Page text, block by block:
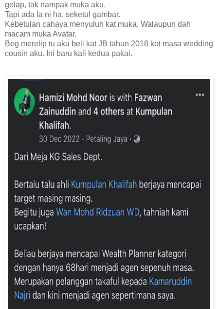
gelap, tak nampak muka aku.
Tapi ada la ni ha, seketul gambar.
Kebetulan cahaya menyuluh kat muka. Walaupun dah
macam muka Avatar.
Beg merelip tu aku beli kat JB tahun 2018 kot masa wedding
cousin aku. Ini baru kali kedua pakai.